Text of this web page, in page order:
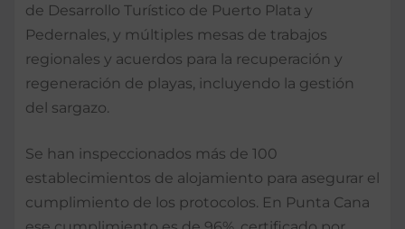
de Desarrollo Turístico de Puerto Plata y
Pedernales, y múltiples mesas de trabajos
regionales y acuerdos para la recuperación y
regeneración de playas, incluyendo la gestión
del sargazo.
Se han inspeccionados más de 100
establecimientos de alojamiento para asegurar el
cumplimiento de los protocolos. En Punta Cana